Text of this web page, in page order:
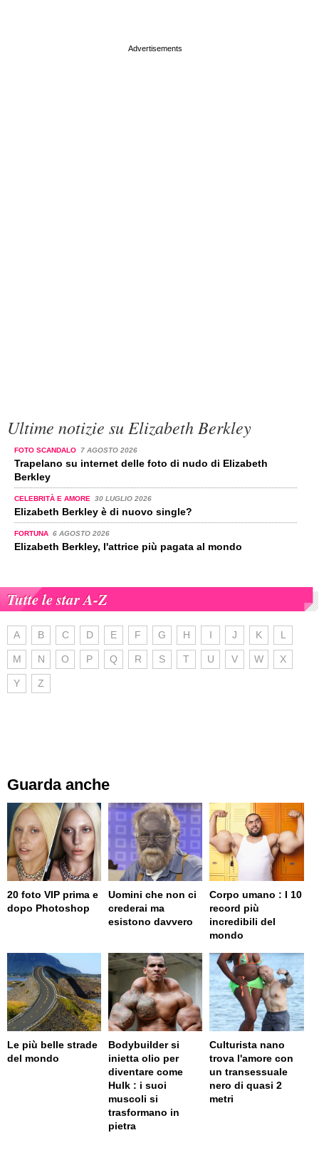
Ultime notizie su Elizabeth Berkley
FOTO SCANDALO 7 AGOSTO 2026
Trapelano su internet delle foto di nudo di Elizabeth
Berkley
CELEBRITÀ E AMORE 30 LUGLIO 2026
Elizabeth Berkley è di nuovo single?
FORTUNA 6 AGOSTO 2026
Elizabeth Berkley, l'attrice più pagata al mondo
Tutte le star A-Z
A B C D E F G H I J K L
M N O P Q R S T U V W X
Y Z
Guarda anche
20 foto VIP prima e
dopo Photoshop
Uomini che non ci
crederai ma
esistono davvero
Corpo umano : I 10
record più
incredibili del
mondo
Le più belle strade
del mondo
Bodybuilder si
inietta olio per
diventare come
Hulk : i suoi
muscoli si
trasformano in
pietra
Culturista nano
trova l'amore con
un transessuale
nero di quasi 2
metri